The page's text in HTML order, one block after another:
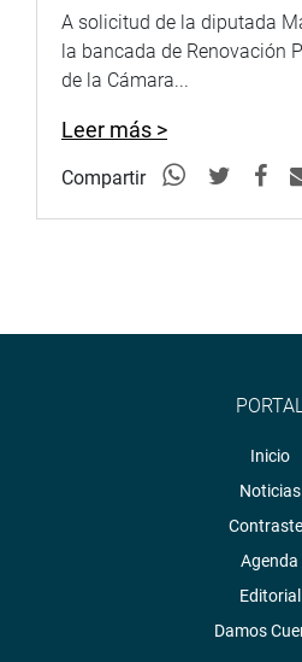
http://www.congreso.gob.pe/
Facebook:https://
<https://www.facebook.com/
Soundcloud:https://
A solicitud de la diputada
la bancada de Renovación
de la Cámara...
Leer más >
Compartir
Inicio
Noticias
Agenda
Editorial
Damos